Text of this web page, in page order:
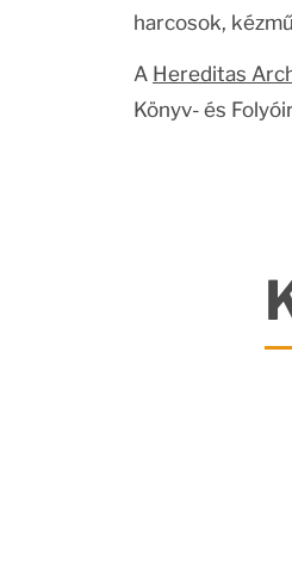
harcosok,
A Hereditas
Könyv- és